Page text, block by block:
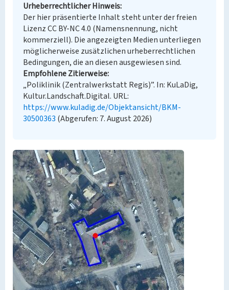
Urheberrechtlicher Hinweis
Der hier präsentierte Inhalt steht unter der freien
Lizenz CC BY-NC 4.0 (Namensnennung, nicht
kommerziell). Die angezeigten Medien unterliegen
möglicherweise zusätzlichen urheberrechtlichen
Bedingungen, die an diesen ausgewiesen sind.
Empfohlene Zitierweise
„Poliklinik (Zentralwerkstatt Regis)”. In: KuLaDig,
Kultur.Landschaft.Digital. URL:
https://www.kuladig.de/Objektansicht/BKM-
30500363 (Abgerufen: 7. August 2026)